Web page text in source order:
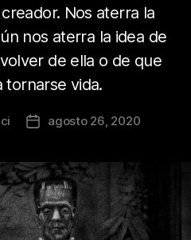
Nos aterra la
nos aterra la idea de
de ella o de que
tornarse vida.
Fecha
publicación
agosto 26, 2020